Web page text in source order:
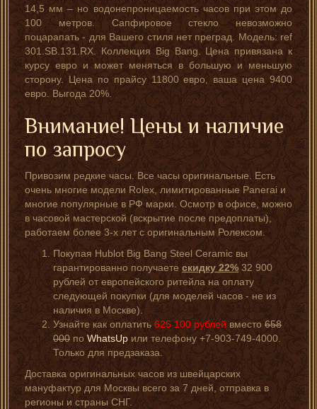
14,5 мм – но водонепроницаемость часов при этом до
100 метров. Сапфировое стекло невозможно
поцарапать - для Вашего стиля нет преград. Модель: ref
301.SB.131.RX. Коллекция Big Bang. Цена привязана к
курсу евро и может меняться в большую и меньшую
сторону. Цена по прайсу 11800 евро, ваша цена 9400
евро. Выгода 20%.
Внимание! Цены и наличие
по запросу
Привозим редкие часы. Все часы оригинальные. Есть
очень многие модели Rolex, лимитированные Panerai и
многие популярные в РФ марки. Осмотр в офисе, можно
в часовой мастерской (вскрытие после предоплаты),
работаем более 3-х лет с оригинальным Ролексом.
Покупая Hublot Big Bang Steel Ceramic вы
гарантированно получаетескидку 22%32 900
рублей от европейского ритейла на оплату
следующей покупки (для моделей часов - не из
наличия в Москве).
Узнайте как оплатить 625 100 рублей вместо658
000 по WhatsUpили телефону +7-903-749-4000.
Только для предзаказа.
Доставка оригинальных часов из швейцарских
мануфактур для Москвы всего за 7 дней, отправка в
регионы и страны СНГ.